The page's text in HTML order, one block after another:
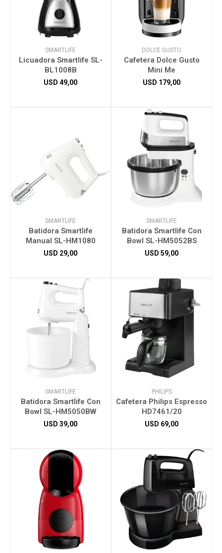
SMARTLIFE
Licuadora Smartlife SL-
BL1008B
USD 49,00
DOLCE GUSTO
Cafetera Dolce Gusto
Mini Me
USD 179,00
SMARTLIFE
Batidora Smartlife
Manual SL-HM1080
USD 29,00
SMARTLIFE
Batidora Smartlife Con
Bowl SL-HM5052BS
USD 59,00
SMARTLIFE
Batidora Smartlife Con
Bowl SL-HM5050BW
USD 39,00
PHILIPS
Cafetera Philips Espresso
HD7461/20
USD 69,00